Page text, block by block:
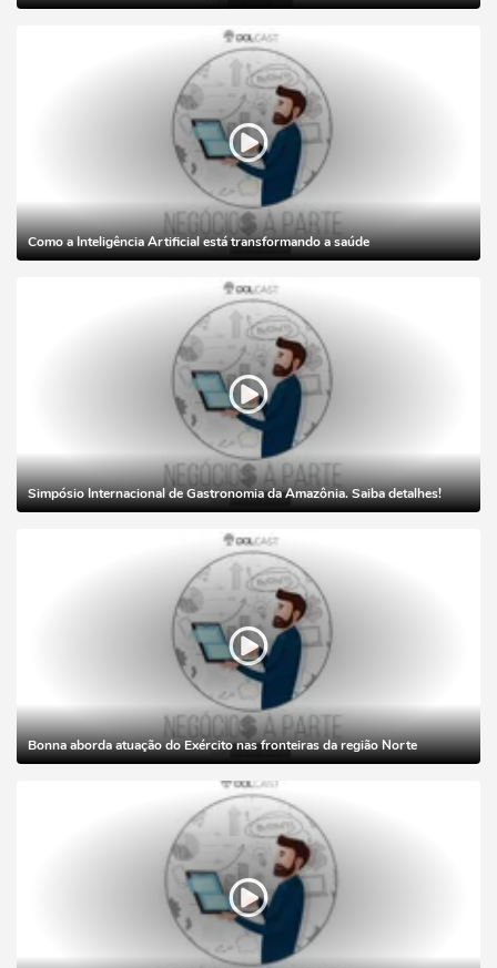
Como a Inteligência Artificial está transformando a saúde
Simpósio Internacional de Gastronomia da Amazônia. Saiba detalhes!
Bonna aborda atuação do Exército nas fronteiras da região Norte